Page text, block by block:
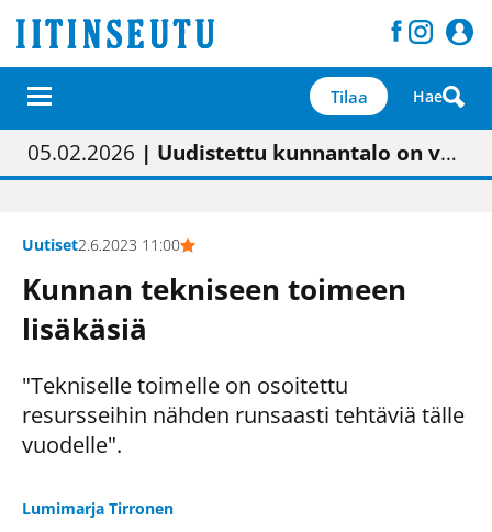
Tilaa Hae
01.02.2026 | Painon vaihtumisen pitäisi näkyä hieman parempana painojäljen laatuna lehdessä
05.02.2026 | Uudistettu kunnantalo on valoisa
23.04.2026 | “Olemme käynnistämässä uudelleen keskustavisiotyön”
09.05.2026| "Maalla on totuttu elämään omavaraisemmin kuin kaupungissa"
Uutiset2.6.2023 11:00
Kunnan tekniseen toimeen
lisäkäsiä
"Tekniselle toimelle on osoitettu
resursseihin nähden runsaasti tehtäviä tälle
vuodelle".
Lumimarja Tirronen